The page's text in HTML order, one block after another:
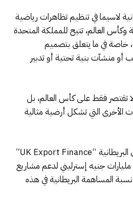
لاسيما في تنظيم تظاهرات رياضية
وكأس العالم، تتيح للمملكة المتحدة
خاصة في ما يتعلق بتصميم
أو منشآت بنية تحتية أو تدبير
تقتصر فقط على كأس العالم، بل
الأخرى التي تشكل أرضية مثالية
ولفت إلى أن وكالة الائتمان البريطانية “UK Export Finance”
رصدت اعتمادات بقيمة 5 مليارات جنيه إسترليني لدعم مشاريع
المساهمة البريطانية في هذه